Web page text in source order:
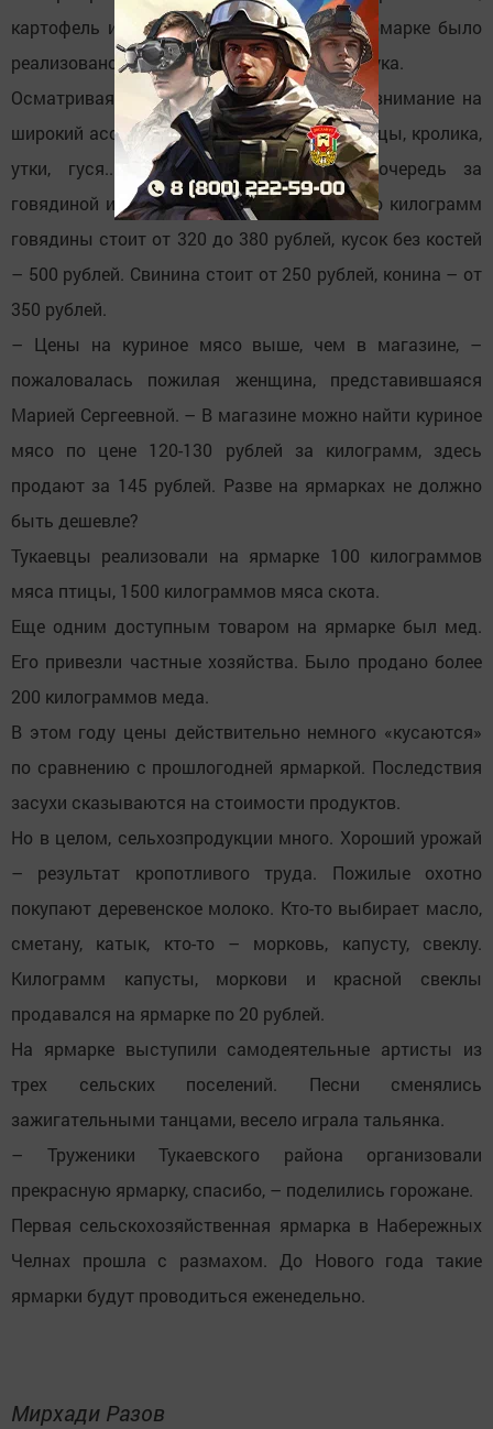
картофель и лук быстро разобрали. На ярмарке было
реализовано 4 тонны картофеля, 2 тонны лука.
Осматривая торговые ряды, обращаешь внимание на
широкий ассортимент мяса. Есть мясо птицы, кролика,
утки, гуся... Люди выстраиваются в очередь за
говядиной и кониной. Что касается цен, то килограмм
говядины стоит от 320 до 380 рублей, кусок без костей
– 500 рублей. Свинина стоит от 250 рублей, конина – от
350 рублей.
– Цены на куриное мясо выше, чем в магазине, –
пожаловалась пожилая женщина, представившаяся
Марией Сергеевной. – В магазине можно найти куриное
мясо по цене 120-130 рублей за килограмм, здесь
продают за 145 рублей. Разве на ярмарках не должно
быть дешевле?
Тукаевцы реализовали на ярмарке 100 килограммов
мяса птицы, 1500 килограммов мяса скота.
Еще одним доступным товаром на ярмарке был мед.
Его привезли частные хозяйства. Было продано более
200 килограммов меда.
В этом году цены действительно немного «кусаются»
по сравнению с прошлогодней ярмаркой. Последствия
засухи сказываются на стоимости продуктов.
Но в целом, сельхозпродукции много. Хороший урожай
– результат кропотливого труда. Пожилые охотно
покупают деревенское молоко. Кто-то выбирает масло,
сметану, катык, кто-то – морковь, капусту, свеклу.
Килограмм капусты, моркови и красной свеклы
продавался на ярмарке по 20 рублей.
На ярмарке выступили самодеятельные артисты из
трех сельских поселений. Песни сменялись
зажигательными танцами, весело играла тальянка.
– Труженики Тукаевского района организовали
прекрасную ярмарку, спасибо, – поделились горожане.
Первая сельскохозяйственная ярмарка в Набережных
Челнах прошла с размахом. До Нового года такие
ярмарки будут проводиться еженедельно.
Мирхади Разов